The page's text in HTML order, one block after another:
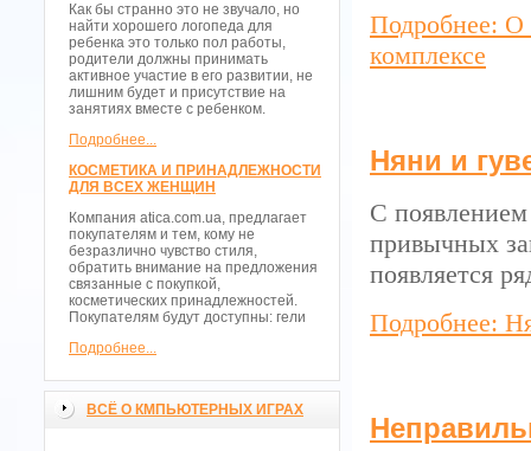
Как бы странно это не звучало, но
найти хорошего логопеда для
ребенка это только пол работы,
родители должны принимать
активное участие в его развитии, не
лишним будет и присутствие на
занятиях вместе с ребенком.
Подробнее...
КОСМЕТИКА И ПРИНАДЛЕЖНОСТИ
ДЛЯ ВСЕХ ЖЕНЩИН
Компания atica.com.ua, предлагает
покупателям и тем, кому не
безразлично чувство стиля,
обратить внимание на предложения
связанные с покупкой,
косметических принадлежностей.
Покупателям будут доступны: гели
Подробнее...
ВСЁ О КМПЬЮТЕРНЫХ ИГРАХ
Подробнее: О
комплексе
Няни и
С
привычных
появляется
Подробнее: